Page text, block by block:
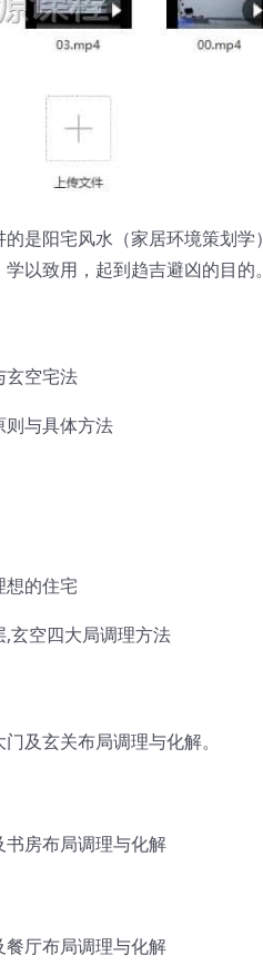
是阳宅风水（家居环境策划
以致用，起到趋吉避凶的目的。
玄空宅法
则与具体方法
想的住宅
玄空四大局调理方法
及玄关布局调理与化解。
书房布局调理与化解
餐厅布局调理与化解